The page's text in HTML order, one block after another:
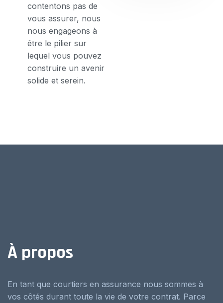
contentons pas de
vous assurer, nous
nous engageons à
être le pilier sur
lequel vous pouvez
construire un avenir
solide et serein.
À propos
En tant que courtiers en assurance nous sommes à
vos côtés durant toute la vie de votre contrat. Parce